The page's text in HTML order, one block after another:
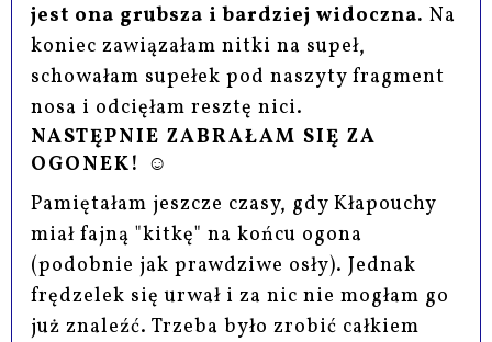
jest ona grubsza i bardziej widoczna. Na
koniec zawiązałam nitki na supeł,
schowałam supełek pod naszyty fragment
nosa i odcięłam resztę nici.
NASTĘPNIE ZABRAŁAM SIĘ ZA
OGONEK! ☺
Pamiętałam jeszcze czasy, gdy Kłapouchy
miał fajną "kitkę" na końcu ogona
(podobnie jak prawdziwe osły). Jednak
frędzelek się urwał i za nic nie mogłam go
już znaleźć. Trzeba było zrobić całkiem